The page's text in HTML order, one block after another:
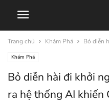
Trang chủ Khám Phá Bỏ diễn
Khám Phá
Bỏ diễn hài đi khởi
ra hệ thống AI khiến